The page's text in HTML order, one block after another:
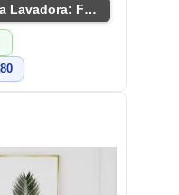
Organizador Vertical para Lavadora: Funcionalidad Ideal